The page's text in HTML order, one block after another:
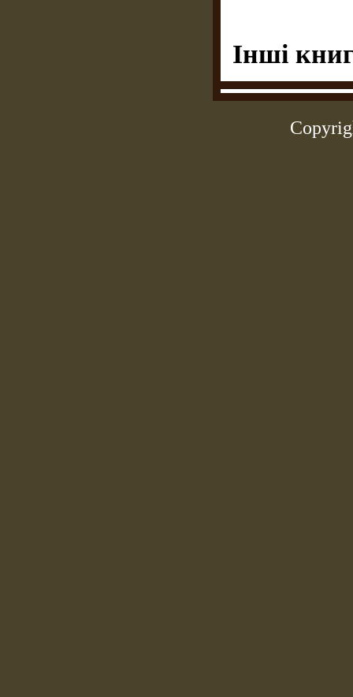
Інші